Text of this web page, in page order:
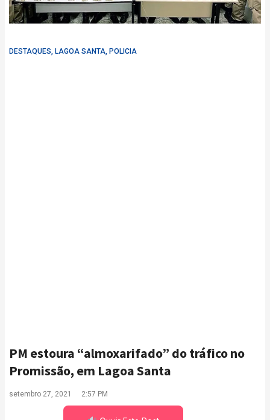
DESTAQUES, LAGOA SANTA, POLICIA
PM estoura “almoxarifado” do tráfico no
Promissão, em Lagoa Santa
setembro 27, 2021 2:57 PM